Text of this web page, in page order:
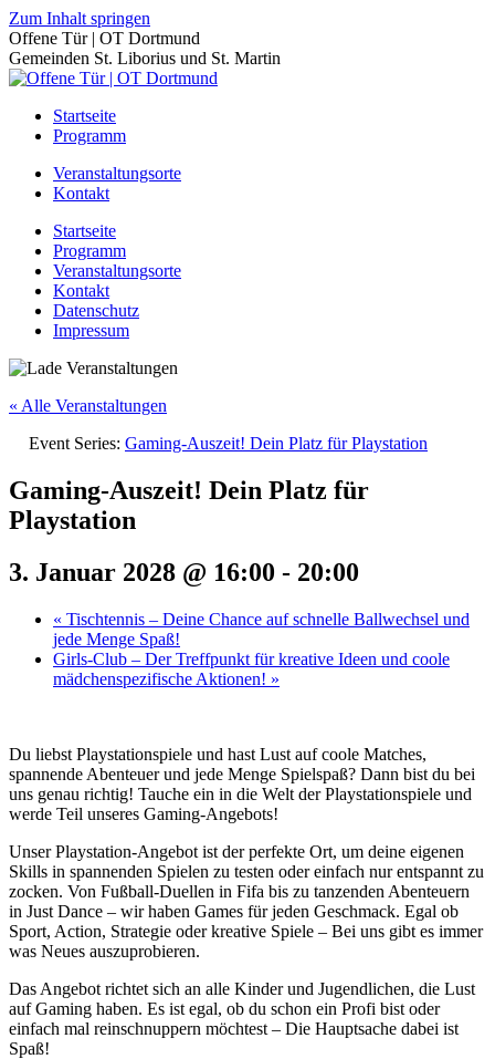
Zum Inhalt springen
Offene Tür | OT Dortmund
Gemeinden St. Liborius und St. Martin
Startseite
Programm
Veranstaltungsorte
Kontakt
Startseite
Programm
Veranstaltungsorte
Kontakt
Datenschutz
Impressum
« Alle Veranstaltungen
Event Series: Gaming-Auszeit! Dein Platz für Playstation
Gaming-Auszeit! Dein Platz für
Playstation
3. Januar 2028 @ 16:00 - 20:00
« Tischtennis – Deine Chance auf schnelle Ballwechsel und
jede Menge Spaß!
Girls-Club – Der Treffpunkt für kreative Ideen und coole
mädchenspezifische Aktionen! »
Du liebst Playstationspiele und hast Lust auf coole Matches,
spannende Abenteuer und jede Menge Spielspaß? Dann bist du bei
uns genau richtig! Tauche ein in die Welt der Playstationspiele und
werde Teil unseres Gaming-Angebots!
Unser Playstation-Angebot ist der perfekte Ort, um deine eigenen
Skills in spannenden Spielen zu testen oder einfach nur entspannt zu
zocken. Von Fußball-Duellen in Fifa bis zu tanzenden Abenteuern
in Just Dance – wir haben Games für jeden Geschmack. Egal ob
Sport, Action, Strategie oder kreative Spiele – Bei uns gibt es immer
was Neues auszuprobieren.
Das Angebot richtet sich an alle Kinder und Jugendlichen, die Lust
auf Gaming haben. Es ist egal, ob du schon ein Profi bist oder
einfach mal reinschnuppern möchtest – Die Hauptsache dabei ist
Spaß!